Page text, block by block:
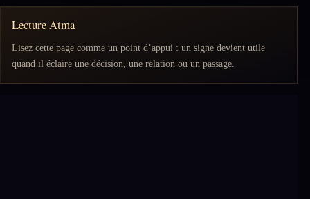
Lecture Atma
Lisez cette page comme un point d’appui : un signe devient utile
quand il éclaire une décision, une relation ou un passage.